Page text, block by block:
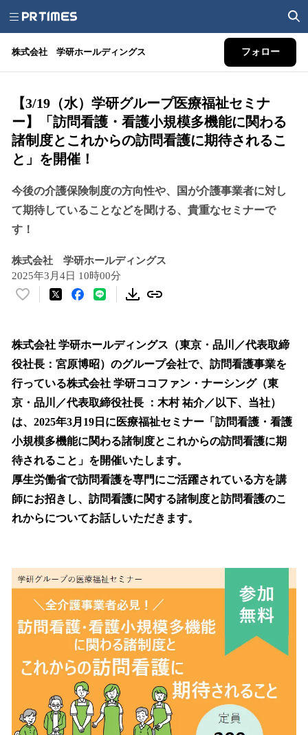
株式会社 学研ホールディングス フォロー
【3/19（水）学研グループ医療福祉セミナ
ー】「訪問看護・看護小規模多機能に関わる
諸制度とこれからの訪問看護に期待されるこ
と」を開催！
今後の介護保険制度の方向性や、国が介護事業者に対し
て期待していることなどを聞ける、貴重なセミナーで
す！
株式会社 学研ホールディングス
2025年3月4日 10時00分
い
！
数
を
読
み
み
中
で
す
株式会社 学研ホールディングス（東京・品川／代表取締
役社⻑：宮原博昭）のグループ会社で、訪問看護事業を
⾏っている株式会社 学研ココファン・ナーシング（東
京・品川／代表取締役社⻑ ：木村 祐介／以下、当社）
は、2025年3月19日に医療福祉セミナー「訪問看護・看護
小規模多機能に関わる諸制度とこれからの訪問看護に期
待されること」を開催いたします。
厚生労働省で訪問看護を専門にご活躍されている方を講
師にお招きし、訪問看護に関する諸制度と訪問看護のこ
れからについてお話しいただきます。